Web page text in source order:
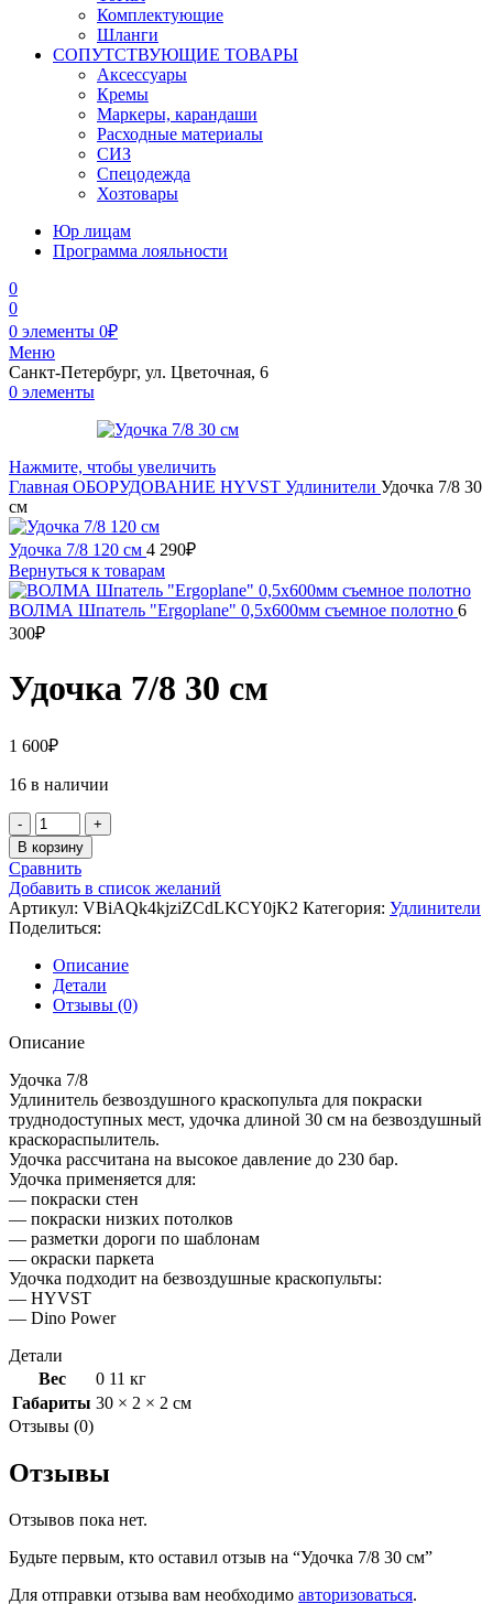
Комплектующие
Шланги
СОПУТСТВУЮЩИЕ ТОВАРЫ
Аксессуары
Кремы
Маркеры, карандаши
Расходные материалы
СИЗ
Спецодежда
Хозтовары
Юр лицам
Программа лояльности
0
0
0 элементы 0₽
Меню
Санкт-Петербург, ул. Цветочная, 6
0 элементы
Нажмите, чтобы увеличить
Главная ОБОРУДОВАНИЕ HYVST Удлинители Удочка 7/8 30
см
Удочка 7/8 120 см 4 290₽
Вернуться к товарам
ВОЛМА Шпатель "Ergoplane" 0,5х600мм съемное полотно 6
300₽
Удочка 7/8 30 см
1 600₽
16 в наличии
Количество
товара
Удочка
7/8
30
см
В корзину
Сравнить
Добавить в список желаний
Артикул: VBiAQk4kjziZCdLKCY0jK2 Категория: Удлинители
Поделиться:
Описание
Детали
Отзывы (0)
Описание
Удочка 7/8
Удлинитель безвоздушного краскопульта для покраски
труднодоступных мест, удочка длиной 30 см на безвоздушный
краскораспылитель.
Удочка рассчитана на высокое давление до 230 бар.
Удочка применяется для:
— покраски стен
— покраски низких потолков
— разметки дороги по шаблонам
— окраски паркета
Удочка подходит на безвоздушные краскопульты:
— HYVST
— Dino Power
Детали
Вес
0 11 кг
Габариты 30 × 2 × 2 см
Отзывы (0)
Отзывы
Отзывов пока нет.
Будьте первым, кто оставил отзыв на “Удочка 7/8 30 см”
Для отправки отзыва вам необходимо авторизоваться.